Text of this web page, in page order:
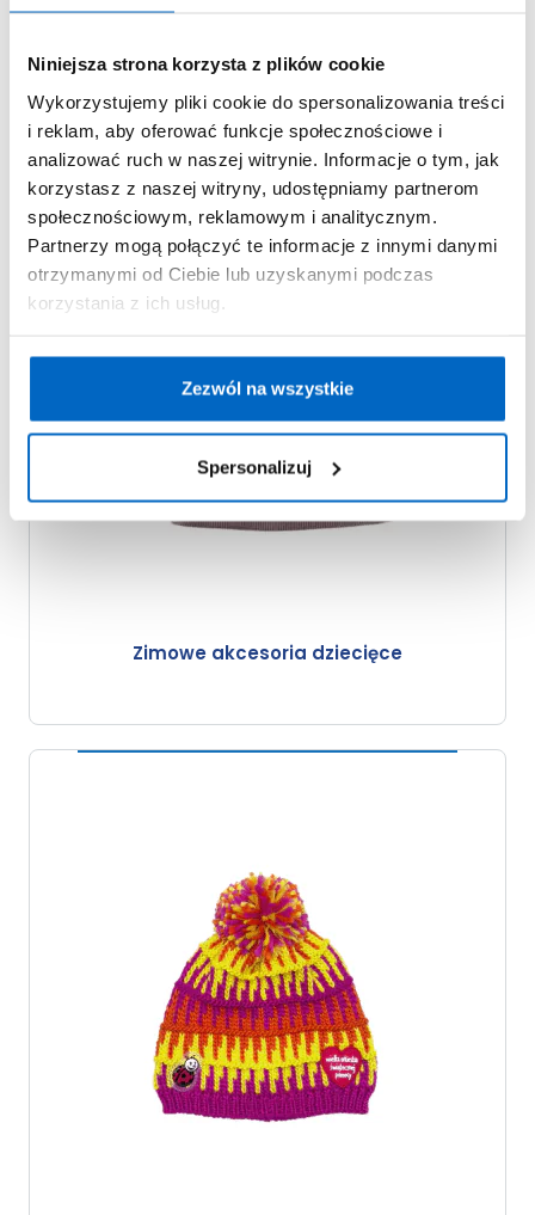
Niniejsza strona korzysta z plików cookie
Wykorzystujemy pliki cookie do spersonalizowania treści
i reklam, aby oferować funkcje społecznościowe i
analizować ruch w naszej witrynie. Informacje o tym, jak
korzystasz z naszej witryny, udostępniamy partnerom
społecznościowym, reklamowym i analitycznym.
Partnerzy mogą połączyć te informacje z innymi danymi
otrzymanymi od Ciebie lub uzyskanymi podczas
korzystania z ich usług.
Zezwól na wszystkie
Spersonalizuj
dzieci: rękawiczki, czapka, komin
Zimowe akcesoria dziecięce